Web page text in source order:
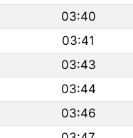
03:40
03:41
03:43
03:44
03:46